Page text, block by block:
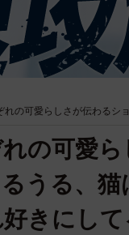
れの可愛らしさが伝わる
の可愛
うる、猫
きにして